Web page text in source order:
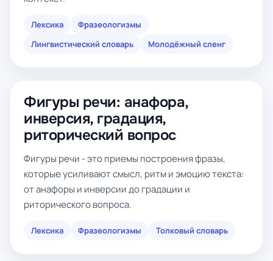
Лексика
Фразеологизмы
Лингвистический словарь
Молодёжный сленг
Фигуры речи: анафора,
инверсия, градация,
риторический вопрос
Фигуры речи - это приемы построения фразы,
которые усиливают смысл, ритм и эмоцию текста:
от анафоры и инверсии до градации и
риторического вопроса.
Лексика Фразеологизмы Толковый словарь